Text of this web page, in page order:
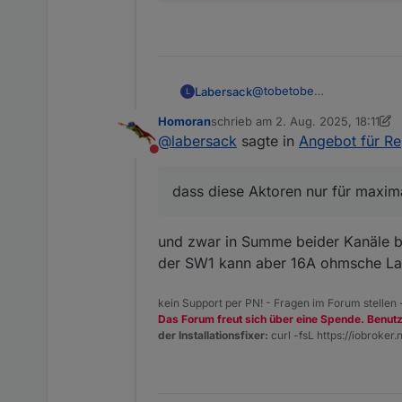
L Labersack@tobetobe
An einem der HM-LC-
Ich weiß aber nicht, was
Übrigens: So viele
behalte sie als
Nicht stören
Homoranschrieb am 2. Aug. 2025, 18:11
zuletzt editiert von Homoran 8.
@labersack sagte in Angebot für
dass diese Aktoren nur für
und zwar in Summe beider Kanäle
der SW1 kann aber 16A ohmsche
kein Support per PN! - Fragen im Forum stellen
Das Forum freut sich über eine Spende.
der Installationsfixer: curl -fsL https://